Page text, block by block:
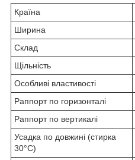
Країна
Ширина
Склад
Щільність
Особливі властивості
Раппорт по горизонталі
Раппорт по вертикалі
Усадка по довжині (стирка
30°C)